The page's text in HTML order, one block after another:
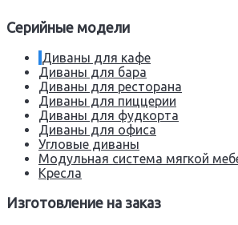
Серийные модели
Диваны для кафе
Диваны для бара
Диваны для ресторана
Диваны для пиццерии
Диваны для фудкорта
Диваны для офиса
Угловые диваны
Модульная система мягкой
Кресла
Изготовление на заказ